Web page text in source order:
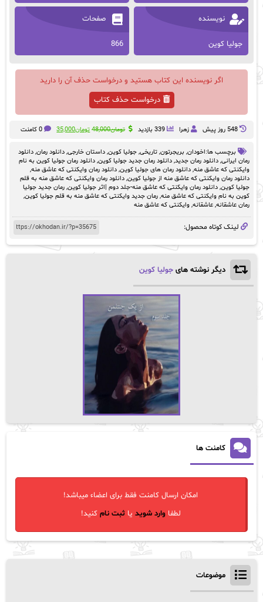
نویسنده
جولیا کوین
صفحات
866
اگر نویسنده این کتاب هستید و درخواست حذف آن را دارید
درخواست حذف کتاب
548 روز پيش زهرا 339 بازدید تومان48,000 قیمت
بود.
تومان35,000قیمت0 کامنت
برچسب ها:اخودان, بریجرتون, تاریخی, جولیا کوین, داستان خارجی, دانلود رمان, دانلود
رمان ایرانی, دانلود رمان جدید, دانلود رمان جدید جولیا کوین, دانلود رمان جولیا کوین به نام
وایکنتی که عاشق منه, دانلود رمان های جولیا کوین, دانلود رمان وایکنتی که عاشق منه,
دانلود رمان وایکنتی که عاشق منه از جولیا کوین, دانلود رمان وایکنتی که عاشق منه به قلم
جولیا کوین, دانلود رمان وایکنتی که عاشق منه-جلد دوم |اثر جولیا کوین, رمان جدید جولیا
کوین به نام وایکنتی که عاشق منه, رمان جدید وایکنتی که عاشق منه به قلم جولیا کوین,
رمان عاشقانه, عاشقانه, وایکنتی که عاشق منه
لینک کوتاه محصول:
دیگر نوشته های جولیا کوین
کامنت ها
امکان ارسال کامنت فقط برای اعضاء میباشد!
لطفاوارد شوید یاثبت نام کنید!
موضوعات